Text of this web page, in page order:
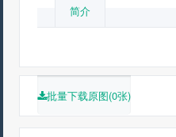
简介
批量下载原图(0张)